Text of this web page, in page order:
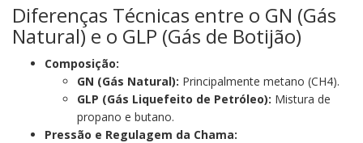
Diferenças Técnicas entre o GN (Gás
Natural) e o GLP (Gás de Botijão)
Composição:
GN (Gás Natural): Principalmente metano (CH4).
GLP (Gás Liquefeito de Petróleo): Mistura de
propano e butano.
Pressão e Regulagem da Chama: